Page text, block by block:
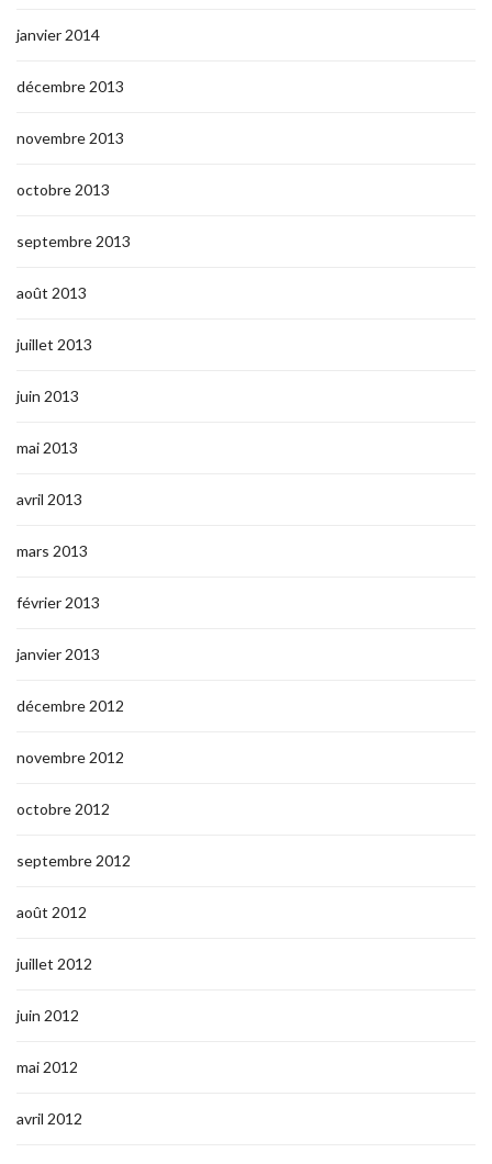
janvier 2014
décembre 2013
novembre 2013
octobre 2013
septembre 2013
août 2013
juillet 2013
juin 2013
mai 2013
avril 2013
mars 2013
février 2013
janvier 2013
décembre 2012
novembre 2012
octobre 2012
septembre 2012
août 2012
juillet 2012
juin 2012
mai 2012
avril 2012